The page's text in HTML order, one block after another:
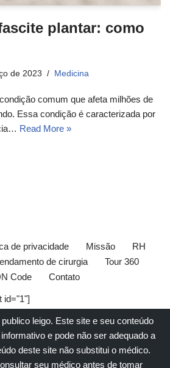
plantar: como
de 2023 Medicina
comum que afeta milhões de
Essa condição é caracterizada por
Read More »
de privacidade Missão
RH
de cirurgia
Tour 360
Code
Contato
id="1"]
leigo. Este site e seu conteúdo
e pode não ser adequado a
deste site não substitui o médico.
seu médico antes de tomar